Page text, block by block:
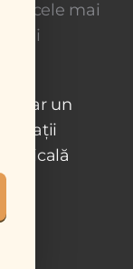
cu cele mai
lunar un